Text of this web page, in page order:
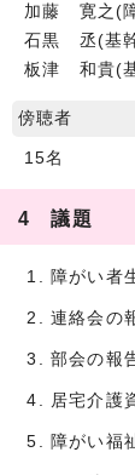
加藤 寛之(
石黒 丞(基
板津 和貴(
傍聴者
15名
4 議題
障がい者
連絡会の
部会の報
居宅介護
障がい福